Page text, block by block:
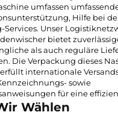
umfassen
Hilfe bei
Services. Unser
bietet
als auch reguläre
Die Verpackung dieses
internationale
sowie
für eine
Wählen